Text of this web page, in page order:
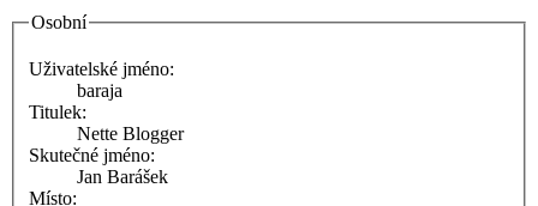
Osobní
Uživatelské jméno:
baraja
Titulek:
Nette Blogger
Skutečné jméno:
Jan Barášek
Místo: